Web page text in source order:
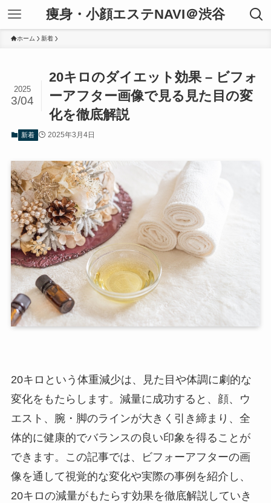
痩身・小顔エステNAVI＠渋谷
ホーム 新着
20キロのダイエット効果 – ビフォ
ーアフター画像で見る見た目の変
化を徹底解説
2025
3/04
新着 2025年3月4日
20キロという体重減少は、見た目や体調に劇的な
変化をもたらします。減量に成功すると、顔、ウ
エスト、腕・脚のラインが大きく引き締まり、全
体的に健康的でバランスの良い印象を得ることが
できます。この記事では、ビフォーアフターの画
像を通して視覚的な変化や実際の事例を紹介し、
20キロの減量がもたらす効果を徹底解説していき